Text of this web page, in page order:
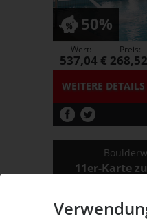
50%
WEITERE DETAILS
Wert:
537,04 €
Preis:
11er-Karte